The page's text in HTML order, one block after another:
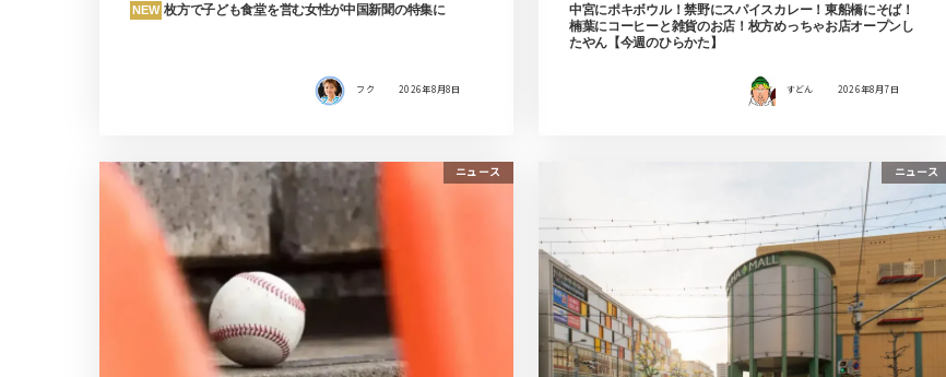
NEW 枚方で子ども食堂を営む女性が中国新聞の特集に
フク 2026年8月8日
中宮にポキボウル！禁野にスパイスカレー！東船橋にそば！
楠葉にコーヒーと雑貨のお店！枚方めっちゃお店オープンし
たやん【今週のひらかた】
すどん 2026年8月7日
ニュース ニュース